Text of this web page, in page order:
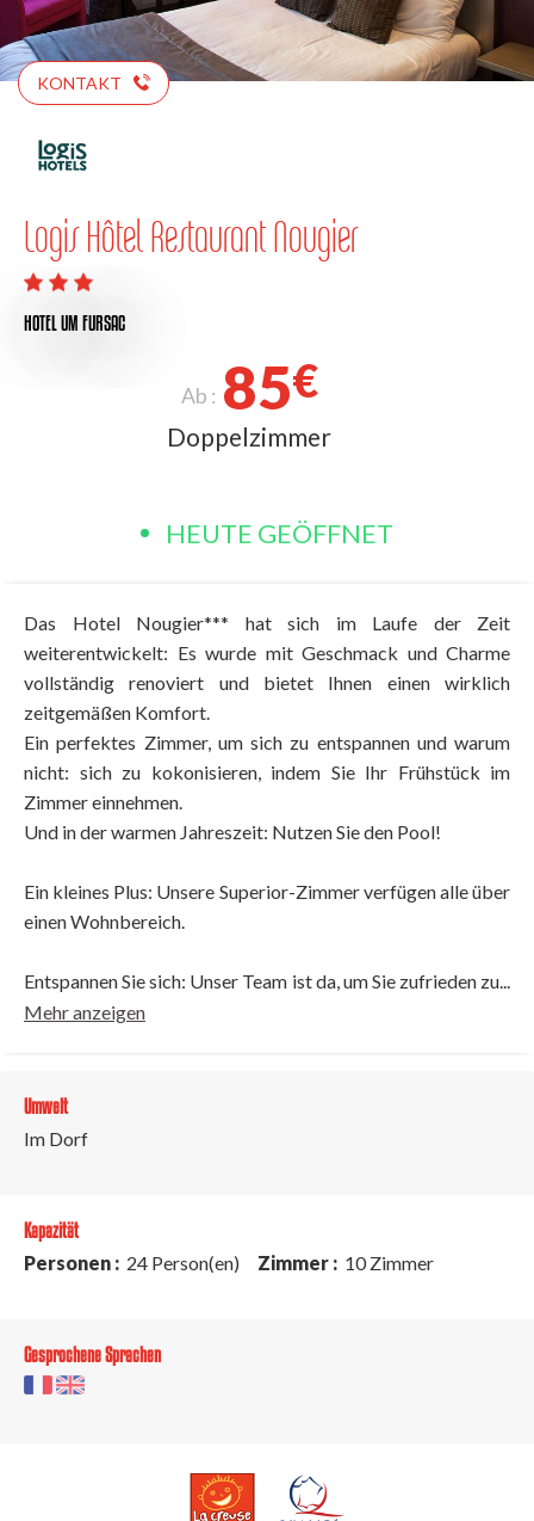
KONTAKT
Logis Hôtel Restaurant Nougier
HOTEL UM FURSAC
Ab : 85€
Doppelzimmer
HEUTE GEÖFFNET
Das Hotel Nougier*** hat sich im Laufe der Zeit
weiterentwickelt: Es wurde mit Geschmack und Charme
vollständig renoviert und bietet Ihnen einen wirklich
zeitgemäßen Komfort.
Ein perfektes Zimmer, um sich zu entspannen und warum
nicht: sich zu kokonisieren, indem Sie Ihr Frühstück im
Zimmer einnehmen.
Und in der warmen Jahreszeit: Nutzen Sie den Pool!
Ein kleines Plus: Unsere Superior-Zimmer verfügen alle über
einen Wohnbereich.
Entspannen Sie sich: Unser Team ist da, um Sie zufrieden zu...
Mehr anzeigen
Umwelt
Im Dorf
Kapazität
Personen : 24 Person(en) Zimmer : 10 Zimmer
Gesprochene Sprachen